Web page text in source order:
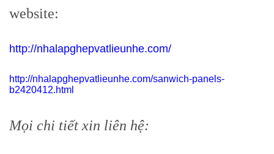
website:
http://nhalapghepvatlieunhe.com/
http://nhalapghepvatlieunhe.com/sanwich-panels-
b2420412.html
Mọi chi tiết xin liên hệ: